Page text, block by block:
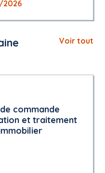
2026
Voir tout
commande
et traitement